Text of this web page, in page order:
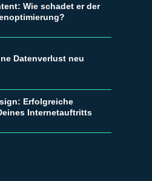
Wie schadet er der
Datenverlust neu
Erfolgreiche
Internetauftritts